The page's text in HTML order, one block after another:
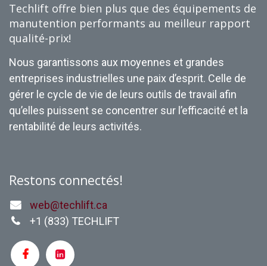
Techlift offre bien plus que des équipements de
manutention performants au meilleur rapport
qualité-prix!
Nous garantissons aux moyennes et grandes
entreprises industrielles une paix d’esprit. Celle de
gérer le cycle de vie de leurs outils de travail afin
qu’elles puissent se concentrer sur l’efficacité et la
rentabilité de leurs activités.
Restons connectés!
web@techlift.ca
+1 (833) TECHLIFT